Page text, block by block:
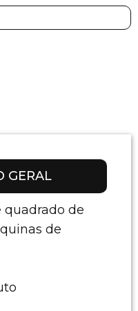
GERAL
quadrado de
de